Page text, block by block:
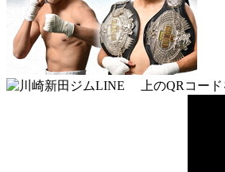
上のQRコード